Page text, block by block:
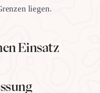
liegen.
Einsatz